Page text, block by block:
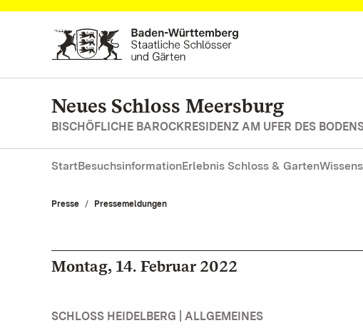
Zum Hauptinhalt springen
Neues Schloss Meersburg
BISCHÖFLICHE BAROCKRESIDENZ AM UFER DES
StartBesuchsinformationErlebnis Schloss & Garten
Presse Pressemeldungen
Montag, 14. Februar 2022
SCHLOSS HEIDELBERG | ALLGEMEINES